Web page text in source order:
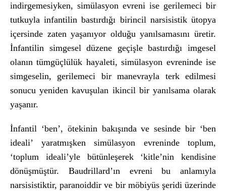
indirgemesiyken, simülasyon evreni ise gerilemeci bir
tutkuyla infantilin bastırdığı birincil narsisistik ütopya
içersinde zaten yaşanıyor olduğu yanılsamasını üretir.
İnfantilin simgesel düzene geçişle bastırdığı imgesel
olanın tümgüçlülük hayaleti, simülasyon evreninde ise
simgeselin, gerilemeci bir manevrayla terk edilmesi
sonucu yeniden kavuşulan ikincil bir yanılsama olarak
yaşanır.
İnfantil ‘ben’, ötekinin bakışında ve sesinde bir ‘ben
ideali’ yaratmışken simülasyon evreninde toplum,
‘toplum ideali’yle bütünleşerek ‘kitle’nin kendisine
dönüşmüştür. Baudrillard’ın evreni bu anlamıyla
narsisistiktir, paranoiddir ve bir möbiyüs şeridi üzerinde